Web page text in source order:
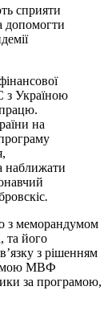
сприяти
допомогти
з Україною
на
наближати
.
з меморандумом
та його
з рішенням
МВФ
за програмою,